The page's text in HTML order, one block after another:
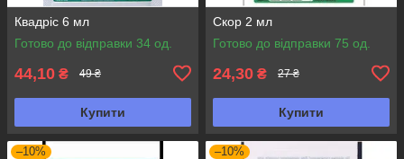
Квадріс 6 мл
Готово до відправки 34 од.
44,10 ₴ 49 ₴
Купити
Скор 2 мл
Готово до відправки 75 од.
24,30 ₴ 27 ₴
Купити
–10% –10%